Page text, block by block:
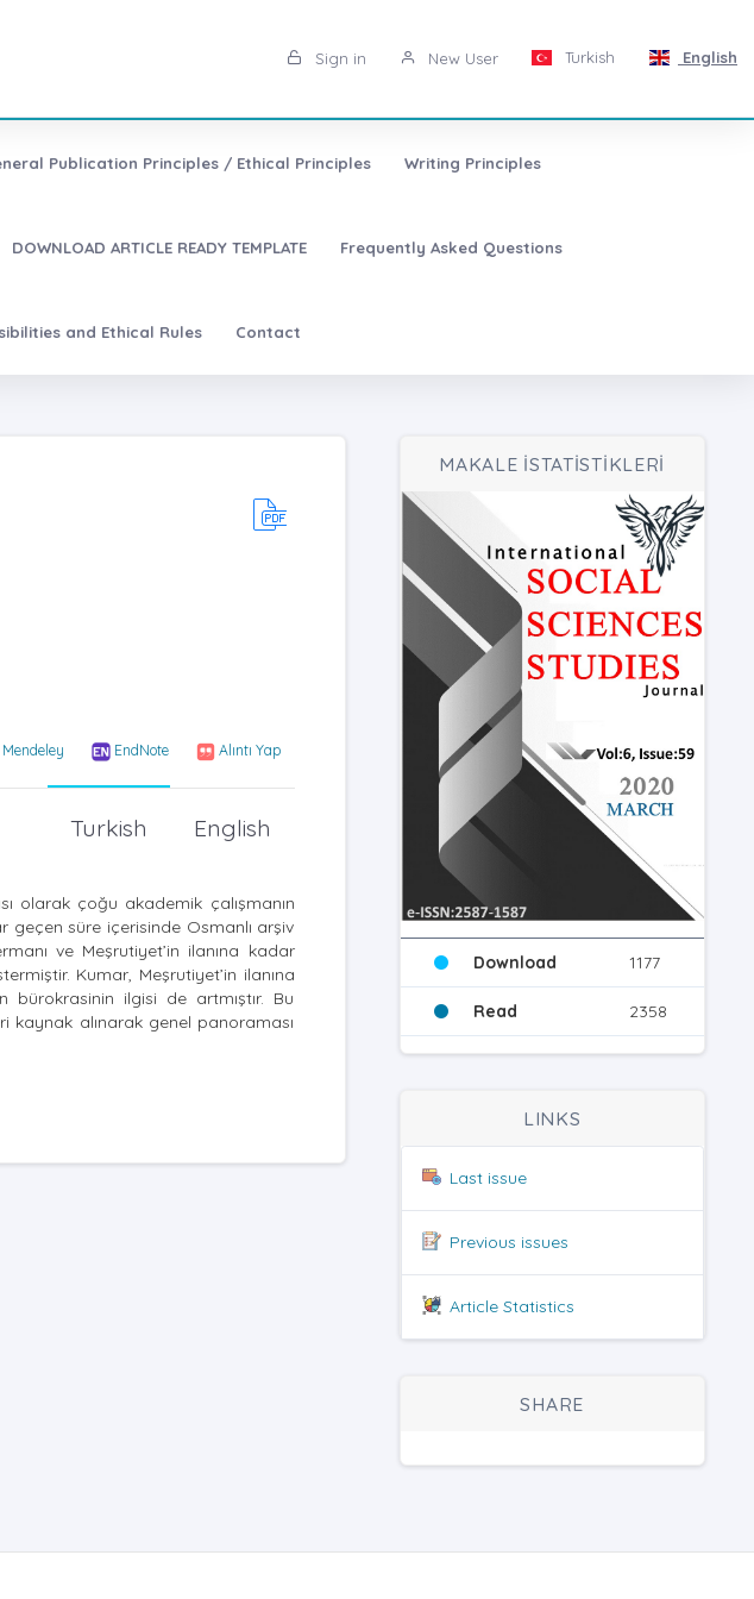
Sign in New User Turkish English
Publication Principles / Ethical Principles Writing Principles
DOWNLOAD ARTICLE READY TEMPLATE Frequently Asked Questions
and Ethical Rules Contact
Mendeley EndNote Alıntı Yap
English
Turkish
olarak çoğu akademik çalışmanın
geçen süre içerisinde Osmanlı arşiv
ve Meşrutiyet’in ilanına kadar
Kumar, Meşrutiyet’in ilanına
bürokrasinin ilgisi de artmıştır. Bu
kaynak alınarak genel panoraması
MAKALE İSTATİSTİKLERİ
Download 1177
Read 2358
LINKS
Last issue
Previous issues
Article Statistics
SHARE